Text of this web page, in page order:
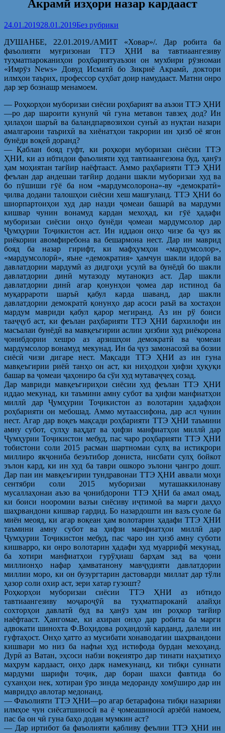
Акрамӣ изҳори назар кардааст
24.01.201928.01.2019Без рубрики
ДУШАНБЕ, 22.01.2019./АМИТ «Ховар»/. Дар робита ба
фаъолияти муғризонаи ТТЭ ҲНИ ва тавтиаангезиву
туҳматпароканиҳои роҳбариятуаъзои он мухбири рӯзномаи
«Имрӯз News» Довуд Исматӣ бо Зикриё Акрамӣ, доктори
илмҳои таърих, профессор суҳбат доир намудааст. Матни онро
дар зер бознашр менамоем.
— Роҳкорҳои муборизаи сиёсии роҳбарият ва аъзои ТТЭ ҲНИ
—ро дар шароити кунунӣ чӣ гуна метавон тавзеҳ дод? Ин
ҳилаҳои шаръӣ ва баландпарвозихои сунъӣ аз нуқтаи назари
амалгароии таърихӣ ва хиёнатҳои такрории ин ҳизб оё ягон
бунёди воқеӣ доранд?
— Қаблан бояд гуфт, ки роҳкори муборизаи сиёсии ТТЭ
ҲНИ, ки аз ибтидои фаъолияти худ тавтиаангезона буд, ҳанӯз
ҳам моҳиятан тағйир наёфтааст. Аммо раҳбарияти ТТЭ ҲНИ
феълан дар андешаи тағйир додани шакли муборизаи худ ва
бо пӯшиши гӯё ба ном «мардумсолорона»-ву «демократӣ»
ҷилва додани талошҳои сиёсии хеш машғуланд. ТТЭ ҲНИ бо
шиорпартоиҳои худ дар назди ҷомеаи башарӣ ва мардуми
кишвар чунин вонамуд кардан мехоҳад, ки гӯё ҳадафи
муборизаи сиёсии онҳо бунёди ҷомеаи мардумсолор дар
Ҷумҳурии Тоҷикистон аст. Ин иддаои онҳо чизе ба ҷуз як
риёкории авомфиребона ва бешармона нест. Дар ин маврид
бояд ба назар гирифт, ки мафҳумҳои «мардумсолор»,
«мардумсолорӣ», яъне «демократия» ҳамчун шакли идорӣ ва
давлатдории мардумӣ аз дидгоҳи усулӣ ва бунёдӣ бо шакли
давлатдории динӣ мутазоду мутаноқиз аст. Дар шакли
давлатдории динӣ агар қонунҳои ҷомеа дар истинод ба
муқаррароти шаръӣ қабул карда шаванд, дар шакли
давлатдории демократӣ қонунҳо дар асоси раъй ва хостаҳои
мардум мавриди қабул қарор мегиранд. Аз ин рў боиси
тааҷҷуб аст, ки феълан раҳбарияти ТТЭ ҲНИ бархилофи ин
масъалаи бунёдӣ ва мавқеъгирии аслии ҳизбии худ риёкорона
ҷонибдории хешро аз арзишҳои демократӣ ва ҷомеаи
мардумсолор вонамуд мекунад. Ин ба ҷуз замонасозӣ ва бозии
сиёсӣ чизи дигаре нест. Мақсади ТТЭ ҲНИ аз ин гуна
мавқеъгирии риёӣ танҳо он аст, ки ниҳодҳои ҳифзи ҳуқуқи
башар ва ҷомеаи ҷаҳониро ба сўи худ мутаваҷҷеҳ созад.
Дар мавриди мавқеъгириҳои сиёсии худ феълан ТТЭ ҲНИ
иддао мекунад, ки таъмини амну субот ва ҳифзи манфиатҳои
миллӣ дар Ҷумҳурии Тоҷикистон аз волотарин ҳадафҳои
роҳбарияти он мебошад. Аммо мутаассифона, дар асл чунин
нест. Агар дар воқеъ мақсади роҳбарияти ТТЭ ҲНИ таъмини
амну субот, сулҳу ваҳдат ва ҳифзи манфиатҳои миллӣ дар
Ҷумҳурии Тоҷикистон мебуд, пас чаро роҳбарияти ТТЭ ҲНИ
тобистони соли 2015 расман шартномаи сулҳ ва истиқрори
миллиро якҷониба беэътибор дониста, нисбати сулҳ бойкот
эълон кард, ки ин худ ба таври ошкоро эълони ҷангро дошт.
Дар паи ин мавқеъгирии тундравонаи ТТЭ ҲНИ аввали моҳи
сентябри соли 2015 муборизаи муташаккилонаву
мусаллаҳонаи аъзо ва ҷонибдорони ТТЭ ҲНИ ба амал омад,
ки боиси нооромии вазъи сиёсиву иҷтимоӣ ва марги даҳҳо
шаҳрвандони кишвар гардид. Бо назардошти ин вазъ суоле ба
миён меояд, ки агар воқеан ҳам волотарин ҳадафи ТТЭ ҲНИ
таъмини амну субот ва ҳифзи манфиатҳои миллӣ дар
Ҷумҳурии Тоҷикистон мебуд, пас чаро ин ҳизб амну суботи
кишварро, ки онро волотарин ҳадафи худ муаррифӣ мекунад,
ба хотири манфиатҳои гурўҳиаш барҳам зад ва ҷони
миллионҳо нафар ҳамватанону мавҷудияти давлатдории
миллии моро, ки он бузургтарин дастоварди миллат дар тўли
ҳазор соли охир аст, зери хатар гузошт?
Роҳкорҳои муборизаи сиёсии ТТЭ ҲНИ аз ибтидо
тавтиаангезиву моҷароҷӯӣ ва туҳматпароканӣ алайҳи
сохторҳои давлатӣ буд ва ҳанӯз ҳам ин роҳкор тағйир
наёфтааст. Ҳангомае, ки ахиран онҳо дар робита ба марги
адвокати шинохта Ф.Воҳидова роҳандозӣ карданд, далели ин
гуфтаҳост. Онҳо ҳатто аз мусибати хонаводагии шаҳрвандони
кишвари мо низ ба нафъи худ истифода бурдан мехоҳанд.
Дурӣ аз Ватан, эҳсоси набзи воқеиятро дар тинати наҳзатиҳо
маҳрум кардааст, онҳо дарк намекунанд, ки тибқи суннати
мардуми шарифи тоҷик, дар бораи шахси фавтида бо
суханҳои нек, хотираи ӯро зинда медоранду хомӯширо дар ин
мавридҳо авлотар медонанд.
— Фаъолияти ТТЭ ҲНИ—ро агар бетарафона тибқи назарияи
илмҳое чун сиёсатшиносӣ ва ё ҷомеашиносӣ арзёбӣ намоем,
пас ба он чӣ гуна баҳо додан мумкин аст?
— Дар иртибот ба фаъолияти қабливу феълии ТТЭ ҲНИ ин